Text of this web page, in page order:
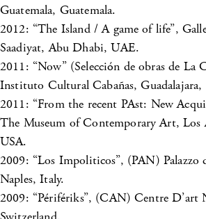
Guatemala, Guatemala.
2012: “The Island / A game of life”,
Saadiyat, Abu Dhabi, UAE.
2011: “Now” (Selección de obras de La
Instituto Cultural Cabañas,
2011: “From the recent PAst: New
The Museum of Contemporary Art, Los
USA.
2009: “Los Impoliticos”, (PAN)
Naples, Italy.
2009: “Périfériks”, (CAN) Centre D’art